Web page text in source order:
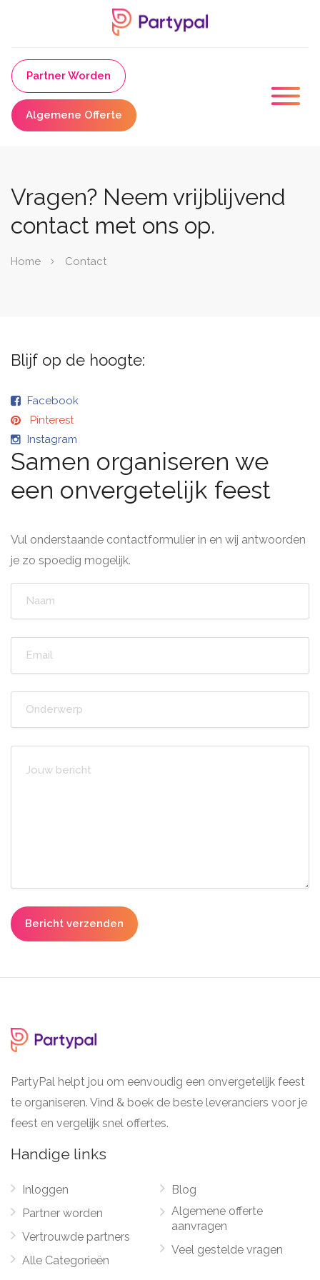
Partner Worden
Algemene Offerte
Vragen? Neem vrijblijvend
contact met ons op.
Home Contact
Blijf op de hoogte:
Facebook
Pinterest
Instagram
Samen organiseren we
een onvergetelijk feest
Vul onderstaande contactformulier in en wij antwoorden
je zo spoedig mogelijk.
PartyPal helpt jou om eenvoudig een onvergetelijk feest
te organiseren. Vind & boek de beste leveranciers voor je
feest en vergelijk snel offertes.
Handige links
Inloggen
Partner worden
Vertrouwde partners
Alle Categorieën
Blog
Algemene offerte
aanvragen
Veel gestelde vragen